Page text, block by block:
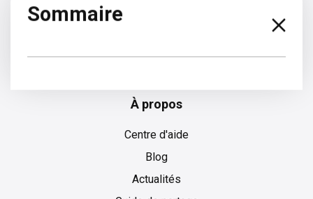
Sommaire
À propos
Centre d'aide
Blog
Actualités